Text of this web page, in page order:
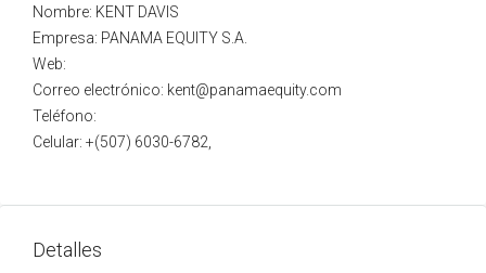
Nombre: KENT DAVIS
Empresa: PANAMA EQUITY S.A.
Web:
Correo electrónico: kent@panamaequity.com
Teléfono:
Celular: +(507) 6030-6782,
Detalles